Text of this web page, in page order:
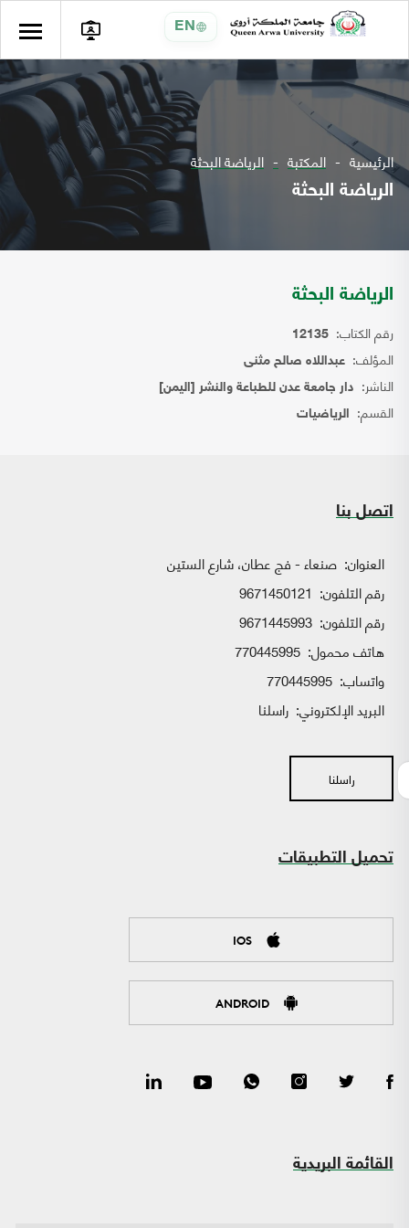
EN
الرئيسية المكتبة الرياضة البحثة
الرياضة البحثة
الرياضة البحثة
رقم الكتاب: 12135
المؤلف: عبداللاه صالح مثنى
الناشر: دار جامعة عدن للطباعة والنشر [اليمن]
القسم: الرياضيات
اتصل بنا
العنوان: صنعاء - فج عطان، شارع الستين
رقم التلفون: 9671450121
رقم التلفون: 9671445993
هاتف محمول: 770445995
واتساب:
البريد الإلكتروني: راسلنا
راسلنا
تحميل التطبيقات
IOS
ANDROID
القائمة البريدية